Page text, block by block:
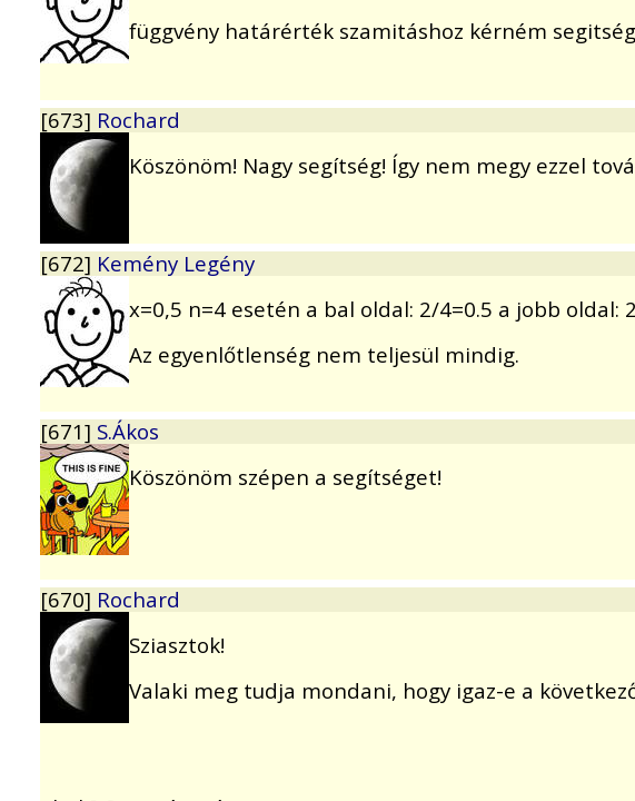
függvény határérték szamitáshoz kérném
[673] Rochard
Köszönöm! Nagy segítség! Így nem megy ezzel
[672] Kemény Legény
x=0,5 n=4 esetén a bal oldal: 2/4=0.5 a jobb oldal:
Az egyenlőtlenség nem teljesül mindig.
[671] S.Ákos
Köszönöm szépen a segítséget!
[670] Rochard
Sziasztok!
Valaki meg tudja mondani, hogy igaz-e a